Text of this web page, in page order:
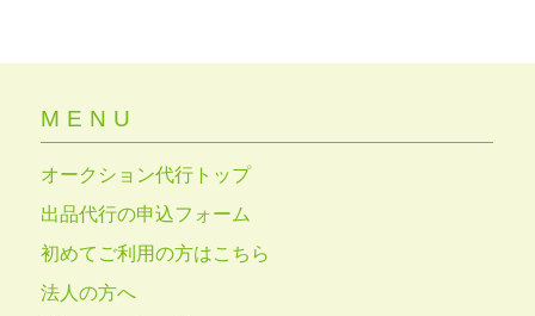
MENU
オークション代行トップ
出品代行の申込フォーム
初めてご利用の方はこちら
法人の方へ